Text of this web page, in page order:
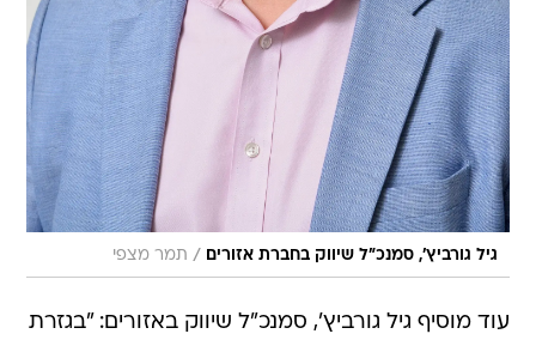
גיל גורביץ', סמנכ"ל שיווק בחברת אזורים / תמר מצפי
עוד מוסיף גיל גורביץ', סמנכ"ל שיווק באזורים: "בגזרת